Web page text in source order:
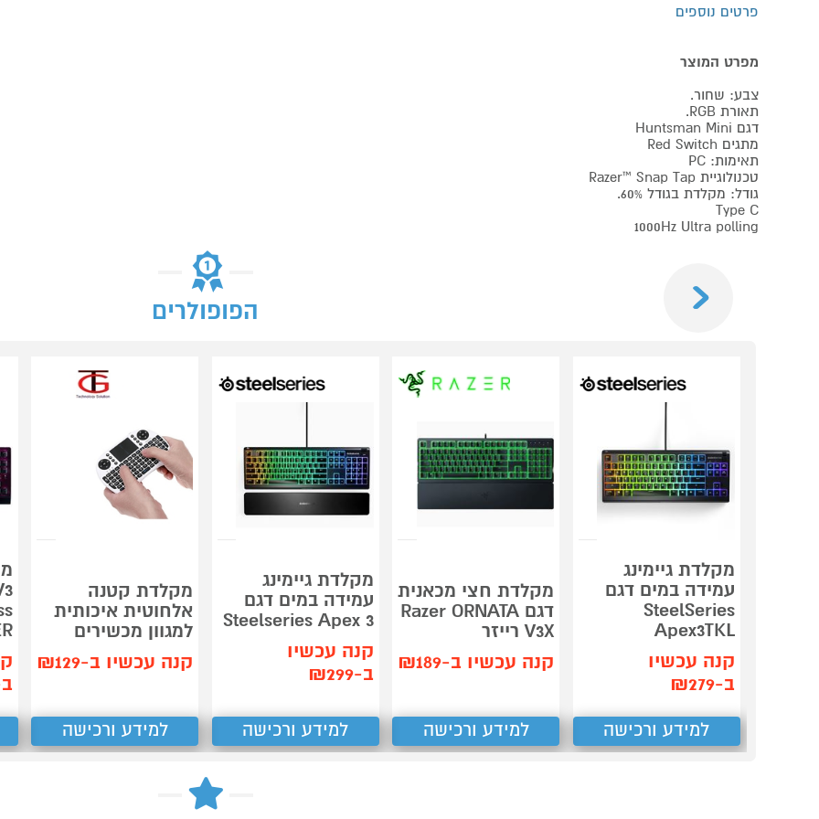
פרטים נוספים
מפרט המוצר
צבע: שחור.
תאורת RGB.
דגם Huntsman Mini
מתגים Red Switch
תאימות: PC
טכנולוגיית Razer™ Snap Tap
גודל: מקלדת בגודל 60%.
Type C
1000Hz Ultra polling
הפופולרים
מקלדת גיימינג
עמידה במים דגם
SteelSeries
Apex3TKL
קנה עכשיו
ב-₪279
למידע ורכישה
מקלדת חצי מכאנית
דגם Razer ORNATA
V3X רייזר
קנה עכשיו ב-₪189
למידע ורכישה
מקלדת גיימינג
עמידה במים דגם
Steelseries Apex 3
קנה עכשיו
ב-₪299
למידע ורכישה
מקלדת קטנה
אלחוטית איכותית
למגוון מכשירים
קנה עכשיו ב-₪129
למידע ורכישה
ב-